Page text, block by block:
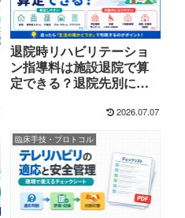
退院時リハビリテーショ
ン指導料は施設退院で算
定できる？退院先別に整
2026.07.07
臨床手技・プロトコル